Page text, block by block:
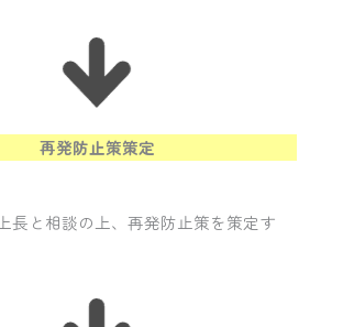
再発防止策策定
長と相談の上、再発防止策を策定す